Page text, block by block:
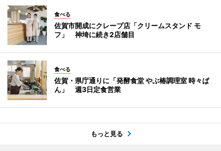
食べる
佐賀市開成にクレープ店「クリームスタンド モ
フ」 神埼に続き2店舗目
食べる
佐賀・県庁通りに「発酵食堂 やぶ椿調理室 時々ぱ
ん」 週3日定食営業
もっと見る